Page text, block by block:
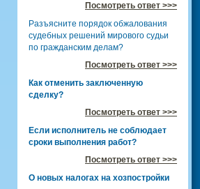
Посмотреть ответ >>>
Разъясните порядок обжалования
судебных решений мирового судьи
по гражданским делам?
Посмотреть ответ >>>
Как отменить заключенную
сделку?
Посмотреть ответ >>>
Если исполнитель не соблюдает
сроки выполнения работ?
Посмотреть ответ >>>
О новых налогах на хозпостройки